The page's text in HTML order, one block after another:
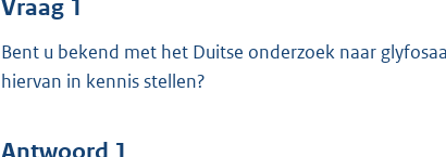
Vraag 1
Bent u bekend met het Duitse onderzoek naar
hiervan in kennis stellen?